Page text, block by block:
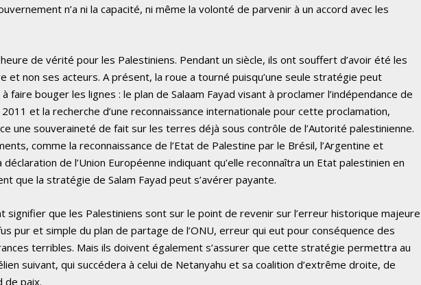
n’a ni la capacité, ni même la volonté de parvenir à un accord avec les
de vérité pour les Palestiniens. Pendant un siècle, ils ont souffert d’avoir été les
et non ses acteurs. A présent, la roue a tourné puisqu’une seule stratégie peut
faire bouger les lignes : le plan de Salaam Fayad visant à proclamer l’indépendance de
2011 et la recherche d’une reconnaissance internationale pour cette proclamation,
une souveraineté de fait sur les terres déjà sous contrôle de l’Autorité palestinienne.
comme la reconnaissance de l’Etat de Palestine par le Brésil, l’Argentine et
déclaration de l’Union Européenne indiquant qu’elle reconnaîtra un Etat palestinien en
que la stratégie de Salam Fayad peut s’avérer payante.
signifier que les Palestiniens sont sur le point de revenir sur l’erreur historique majeure
pur et simple du plan de partage de l’ONU, erreur qui eut pour conséquence des
terribles. Mais ils doivent également s’assurer que cette stratégie permettra au
suivant, qui succédera à celui de Netanyahu et sa coalition d’extrême droite, de
de paix.